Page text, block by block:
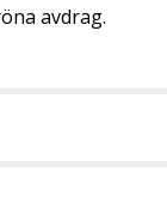
avdrag.